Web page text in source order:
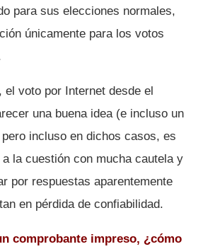
para sus elecciones normales,
únicamente para los votos
el voto por Internet desde el
una buena idea (e incluso un
incluso en dichos casos, es
la cuestión con mucha cautela y
por respuestas aparentemente
en pérdida de confiabilidad.
comprobante impreso, ¿cómo